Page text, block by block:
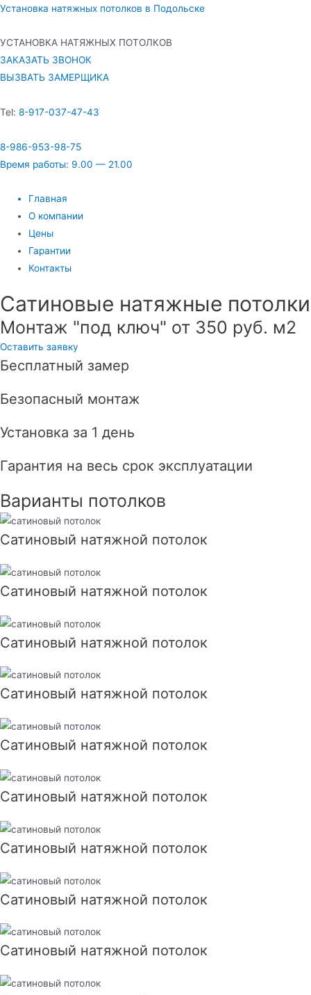
Установка натяжных потолков в Подольске
УСТАНОВКА НАТЯЖНЫХ ПОТОЛКОВ
ЗАКАЗАТЬ ЗВОНОК
ВЫЗВАТЬ ЗАМЕРЩИКА
Tel: 8-917-037-47-43
8-986-953-98-75
Время работы: 9.00 — 21.00
Главная
О компании
Цены
Гарантии
Контакты
Сатиновые натяжные потолки
Монтаж "под ключ" от 350 руб. м2
Оставить заявку
Бесплатный замер
Безопасный монтаж
Установка за 1 день
Гарантия на весь срок эксплуатации
Варианты потолков
Сатиновый натяжной потолок
Сатиновый натяжной потолок
Сатиновый натяжной потолок
Сатиновый натяжной потолок
Сатиновый натяжной потолок
Сатиновый натяжной потолок
Сатиновый натяжной потолок
Сатиновый натяжной потолок
Сатиновый натяжной потолок